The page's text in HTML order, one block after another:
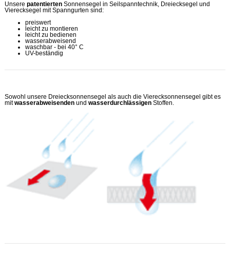
Unsere patentiertenSonnensegel in Seilspanntechnik, Dreiecksegel und
Vierecksegel mit Spanngurten sind:
preiswert
leicht zu montieren
leicht zu bedienen
wasserabweisend
waschbar - bei 40° C
UV-beständig
Sowohl unsere Dreiecksonnensegel als auch die Vierecksonnensegel gibt es
mitwasserabweisendenund wasserdurchlässigenStoffen.